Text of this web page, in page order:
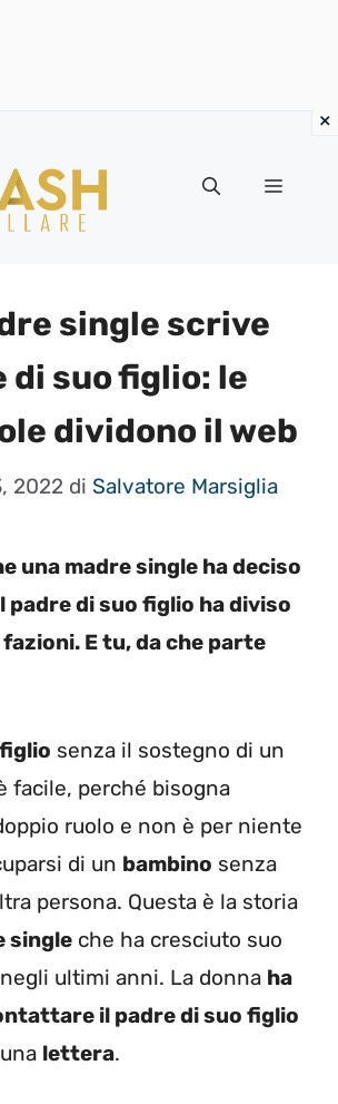
Menu
single scrive
di suo figlio: le
dividono il web
2022 di Salvatore Marsiglia
una madre single ha deciso
padre di suo figlio ha diviso
fazioni. E tu, da che parte
figlio senza il sostegno di un
facile, perché bisogna
ruolo e non è per niente
di un bambino senza
persona. Questa è la storia
single che ha cresciuto suo
ultimi anni. La donna ha
il padre di suo figlio
lettera.